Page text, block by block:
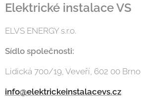
Elektrické instalace VS
ELVS ENERGY s.r.o.
Sídlo společnosti:
Lidická 700/19, Veveří, 602 00 Brno
info@elektrickeinstalacevs.cz